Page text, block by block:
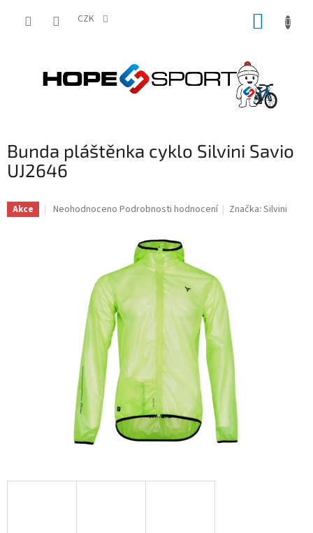
CZK
Bunda pláštěnka cyklo Silvini Savio
UJ2646
Akce
Průměrné
hvězdiček.
Neohodnoceno Podrobnosti hodnocení Značka:Silvini